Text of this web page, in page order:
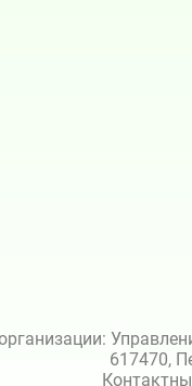
617470,